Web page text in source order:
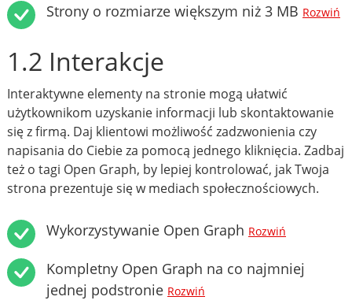
Strony o rozmiarze większym niż 3 MB Rozwiń
1.2 Interakcje
Interaktywne elementy na stronie mogą ułatwić
użytkownikom uzyskanie informacji lub skontaktowanie
się z firmą. Daj klientowi możliwość zadzwonienia czy
napisania do Ciebie za pomocą jednego kliknięcia. Zadbaj
też o tagi Open Graph, by lepiej kontrolować, jak Twoja
strona prezentuje się w mediach społecznościowych.
Wykorzystywanie Open Graph Rozwiń
Kompletny Open Graph na co najmniej
jednej podstronie Rozwiń